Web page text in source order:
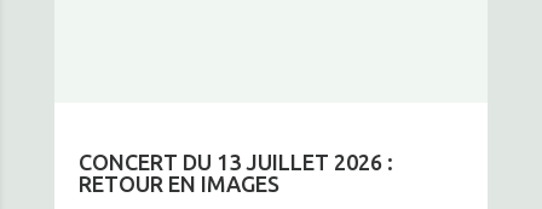
CONCERT DU 13 JUILLET 2026 :
RETOUR EN IMAGES